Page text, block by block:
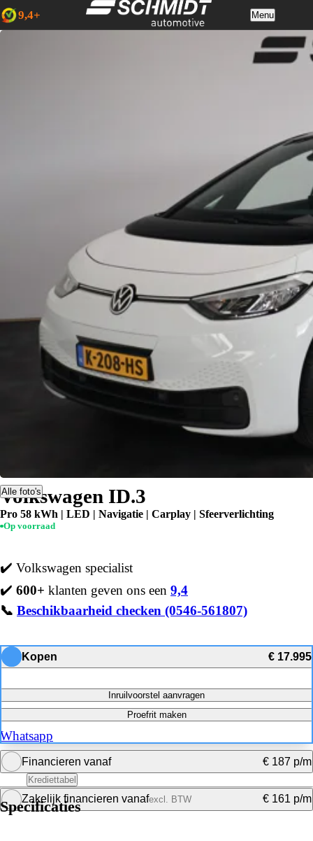
9,4+ Menu
Alle foto's
Volkswagen ID.3
Pro 58 kWh | LED | Navigatie | Carplay | Sfeerverlichting
Op voorraad
✔️ Volkswagen specialist
✔️ 600+ klanten geven ons een 9,4
📞 Beschikbaarheid checken (0546-561807)
Kopen € 17.995
Inruilvoorstel aanvragen
Proefrit maken
Whatsapp
Financieren vanaf € 187 p/m
Krediettabel
Maandbedrag Berekenen
Zakelijk financieren vanafexcl. BTW € 161 p/m
Specificaties